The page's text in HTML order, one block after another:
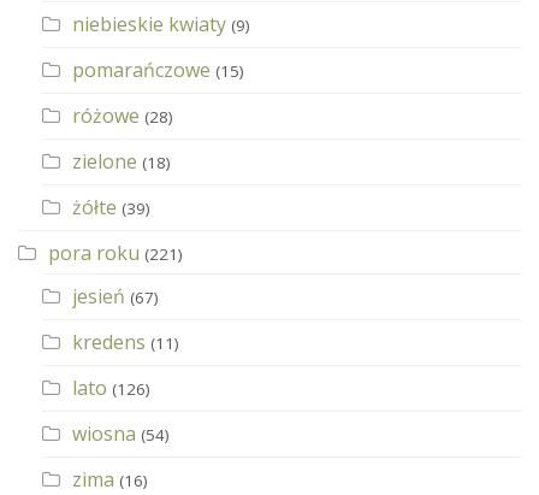
niebieskie kwiaty (9)
pomarańczowe (15)
różowe (28)
zielone (18)
żółte (39)
pora roku (221)
jesień (67)
kredens (11)
lato (126)
wiosna (54)
zima (16)